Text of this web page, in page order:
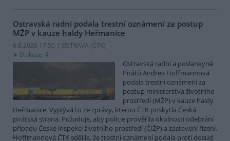
Ostravská radní podala trestní oznámení za postup
MŽP v kauze haldy Heřmanice
6.8.2026 17:50 | OSTRAVA (ČTK)
Diskuse: 4
Ostravská radní a poslankyně
Pirátů Andrea Hoffmannová
podala trestní oznámení za
postup ministerstva životního
prostředí (MŽP) v kauze haldy
Heřmanice. Vyplývá to ze zprávy, kterou ČTK poskytla Česká
pirátská strana. Požaduje, aby policie prověřila okolnosti odebrání
případu České inspekci životního prostředí (ČIŽP) a zastavení řízení.
Hoffmannová ČTK sdělila, že trestní oznámení podala proti dosud